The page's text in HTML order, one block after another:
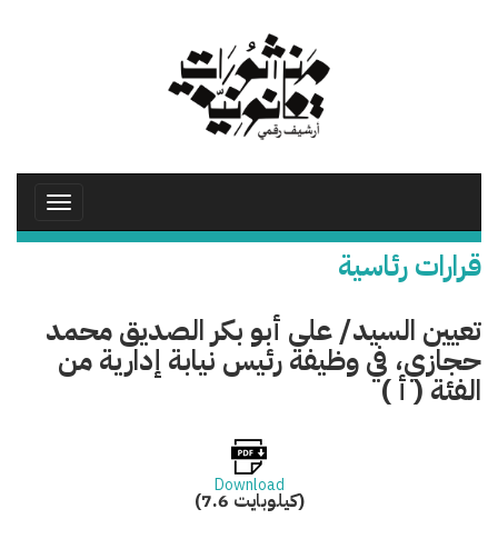
Toggle
قرارات رئاسية
تعيين السيد/ على أبو بكر الصديق محمد
حجازي، في وظيفة رئيس نيابة إدارية من
الفئة ( أ )
Download
(7.6 كيلوبايت)